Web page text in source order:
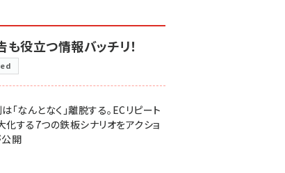
も役立つ情報バッチリ！
「なんとなく」離脱する。ECリピート
化する7つの鉄板シナリオをアクショ
公開